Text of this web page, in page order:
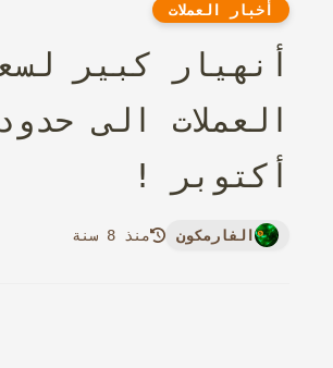
أخبار العملات
أنهيار كبير
أكتوبر !
الفارمكون منذ 8 سنة